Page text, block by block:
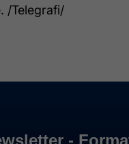
/Telegrafi/